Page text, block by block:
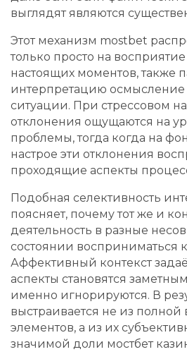
выглядят являются
Этот механизм mostbet
только просто на
настоящих моментов, также
интерпретацию осмысление
ситуации. При стрессовом
отклонения ощущаются на
проблемы, тогда когда на
настрое эти отклонения
проходящие аспекты
Подобная селективность
поясняет, почему тот же и
деятельность в разные
состоянии восприниматься
Аффективный контекст
аспекты становятся
именно игнорируются. В
выстраивается не из полной
элементов, а из их
значимой доли мостбет